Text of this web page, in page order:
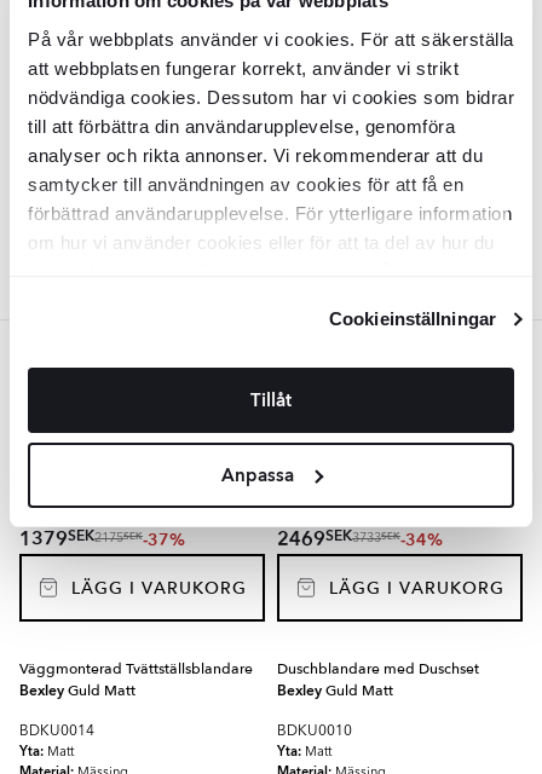
På vår webbplats använder vi cookies. För att säkerställa
att webbplatsen fungerar korrekt, använder vi strikt
nödvändiga cookies. Dessutom har vi cookies som bidrar
till att förbättra din användarupplevelse, genomföra
analyser och rikta annonser. Vi rekommenderar att du
samtycker till användningen av cookies för att få en
förbättrad användarupplevelse. För ytterligare information
om hur vi använder cookies eller för att ta del av hur du
Cookieinställningar
Tillåt
Anpassa
Bexley
BDKU0003
Yta:
Material:Mässing
809SEK1185SEK-32%
LÄGG I VARUKORG
BexleyKrom Blank
BDKU0011
Yta:
Material:Mässing
809SEK1185SEK-32%
LÄGG I VARUKORG
Guld
Matt
Material:
1379SEK2175SEK-37%
LÄGG I VARUKORG
Badkarsblandare
BDKU0008
Material:
2469SEK3733SEK-34%
LÄGG I VARUKORG
Väggmonterad Tvättställsblandare
BexleyGuld Matt
BDKU0014
Yta: Matt
Duschblandare med Duschset
BexleyGuld Matt
BDKU0010
Yta: Matt